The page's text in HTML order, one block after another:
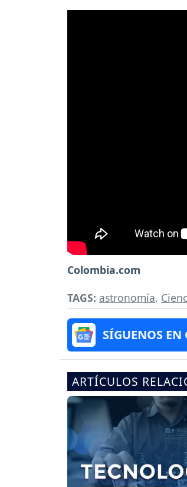
Colombia.com
TAGS: astronomía,
SÍGUENOS EN
ARTÍCULOS